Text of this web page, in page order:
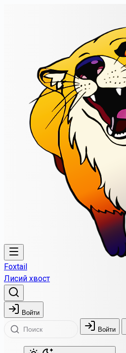
Foxtail
Лисий хвост
Войти
Войти